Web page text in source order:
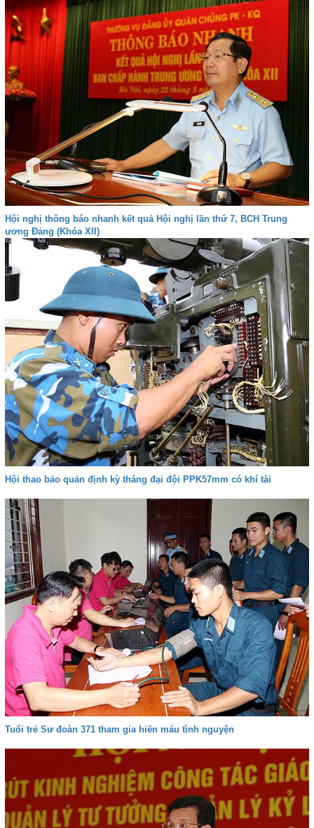
Hội nghị thông báo nhanh kết quả Hội nghị lần thứ 7, BCH Trung
ương Đảng (Khóa XII)
Hội thao bảo quản định kỳ tháng đại đội PPK57mm có khí tài
Tuổi trẻ Sư đoàn 371 tham gia hiến máu tình nguyện